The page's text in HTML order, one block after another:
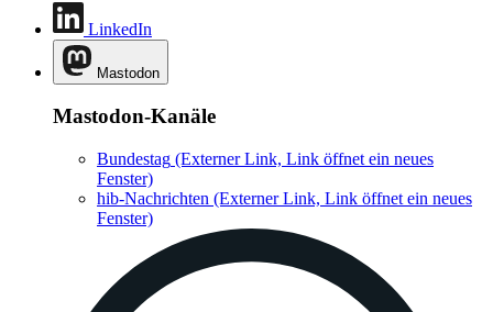
LinkedIn
Mastodon
Mastodon-Kanäle
Bundestag (Externer Link, Link öffnet ein neues
Fenster)
hib-Nachrichten (Externer Link, Link öffnet ein neues
Fenster)